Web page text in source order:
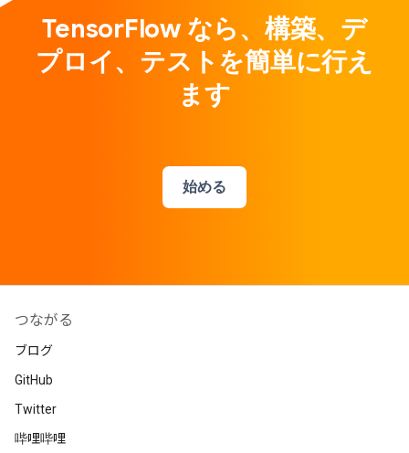
TensorFlow なら、構築、デ
プロイ、テストを簡単に行え
ます
始める
つながる
ブログ
GitHub
Twitter
哔哩哔哩